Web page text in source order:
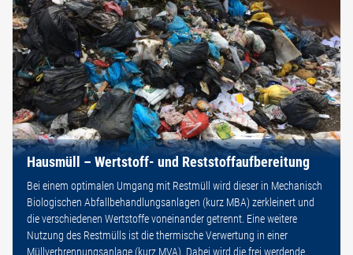
Hausmüll – Wertstoff- und Reststoffaufbereitung
Bei einem optimalen Umgang mit Restmüll wird dieser in Mechanisch
Biologischen Abfallbehandlungsanlagen (kurz MBA) zerkleinert und
die verschiedenen Wertstoffe voneinander getrennt. Eine weitere
Nutzung des Restmülls ist die thermische Verwertung in einer
Müllverbrennungsanlage (kurz MVA). Dabei wird die frei werdende